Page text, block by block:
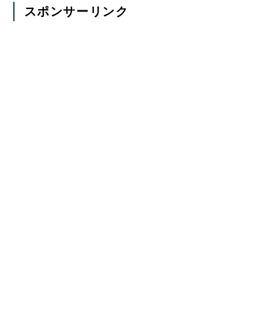
スポンサーリンク